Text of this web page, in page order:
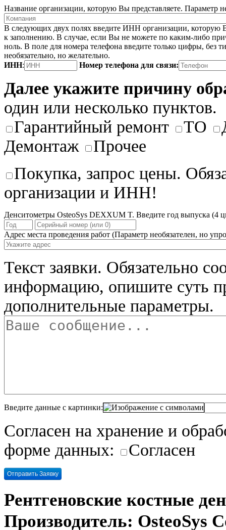
Название организации, которую Вы представляете. Параметр
В следующих двух полях введите ИНН организации, которую
к заполнению. В случае, если Вы не можете по каким-либо
ноль. В поле для номера телефона введите только цифры, без
необязательно, но желательно.
ИНН: Номер телефона для связи:
Далее укажите причину
один или несколько пунктов.
Гарантийный ремонт
ТО
Демонтаж
Прочее
Покупка, запрос цены.
организации и ИНН!
Денситометры OsteoSys DEXXUM T. Введите год выпуска (4
Адрес места проведения работ (Параметр необязателен, но
Текст заявки. Обязательно
информацию, опишите суть
дополнительные параметры.
Введите данные с картинки:
Согласен на хранение и
форме данных:
Согласен
Рентгеновские костные
Производитель: OsteoSys